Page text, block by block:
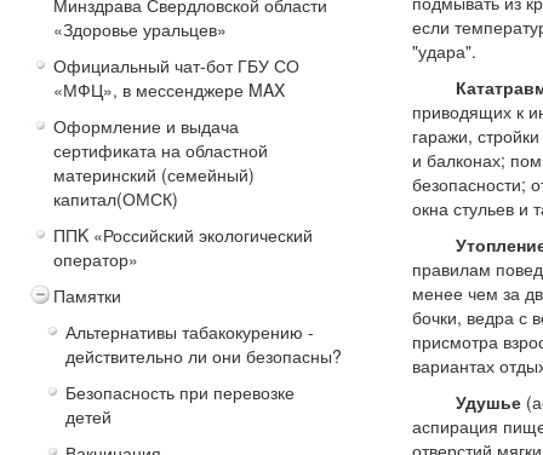
Минздрава Свердловской области
«Здоровье уральцев»
Официальный чат-бот ГБУ СО
«МФЦ», в мессенджере MAX
Оформление и выдача
сертификата на областной
материнский (семейный)
капитал(ОМСК)
ППK «Российский экологический
оператор»
Памятки
Альтернативы табакокурению -
действительно ли они безопасны?
Безопасность при перевозке
детей
если
"удара".
приводящих к
гаражи,
и балконах;
безопасности;
окна стульев и
правилам
менее чем за
бочки, ведра с
присмотра
вариантах
Удушье
аспирация
отверстий